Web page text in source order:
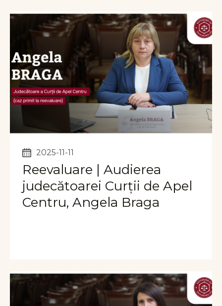
2025-11-11
Reevaluare | Audierea
judecătoarei Curții de Apel
Centru, Angela Braga